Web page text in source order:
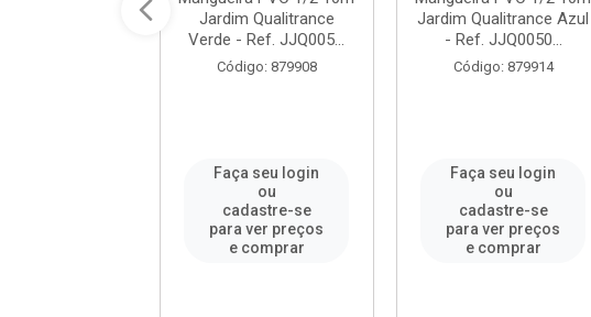
Jardim Qualitrance
Verde - Ref. JJQ005...
Código: 879908
Faça seu login
ou
cadastre-se
para ver preços
e comprar
Jardim Qualitrance Azul
- Ref. JJQ0050...
Código: 879914
Faça seu login
ou
cadastre-se
para ver preços
e comprar